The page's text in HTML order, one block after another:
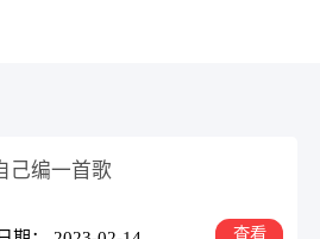
己编一首歌
查看